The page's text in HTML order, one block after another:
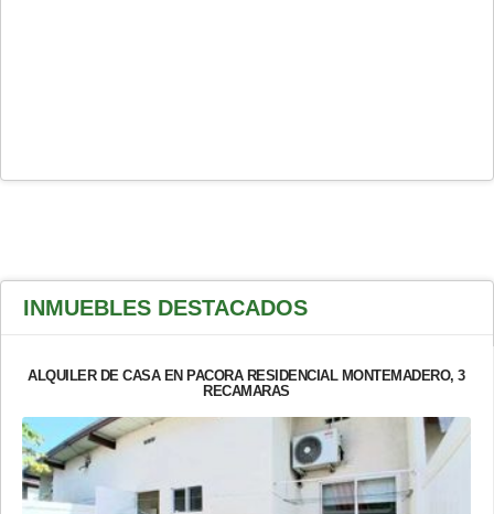
INMUEBLES DESTACADOS
ALQUILER DE CASA EN PACORA RESIDENCIAL MONTEMADERO, 3
RECAMARAS